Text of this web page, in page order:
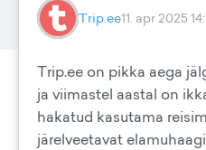
Trip.ee11. apr 2025
Trip.ee on pikka aega
ja viimastel aastal on
hakatud kasutama
järelveetavat